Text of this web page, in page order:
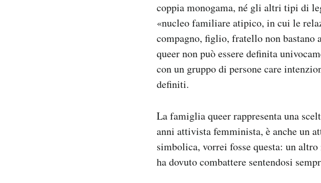
coppia monogama, né gli altri tipi di
«nucleo familiare atipico, in cui le
compagno, figlio, fratello non bastano
queer non può essere definita
con un gruppo di persone care
definiti.
La famiglia queer rappresenta una
anni attivista femminista, è anche un
simbolica, vorrei fosse questa: un
ha dovuto combattere sentendosi